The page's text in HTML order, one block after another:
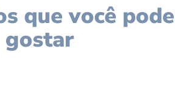
que você pode
gostar